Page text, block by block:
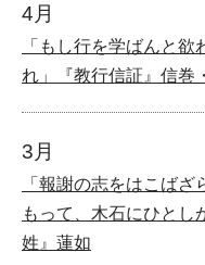
4月
「もし行を学ばんと
れ」『教行信証』信巻
3月
「報謝の志をはこば
もって、木石にひとし
姓』蓮如